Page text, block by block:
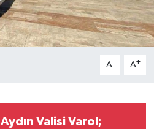
A- A+
Aydın Valisi Varol;